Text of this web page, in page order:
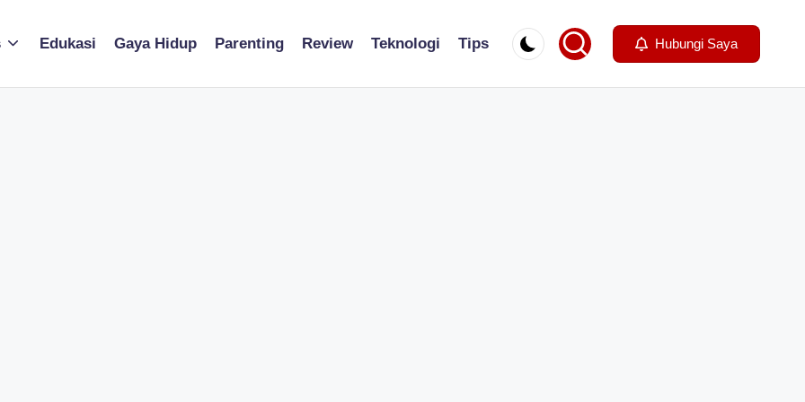
Edukasi Gaya Hidup Parenting Review Teknologi Tips Hubungi Saya